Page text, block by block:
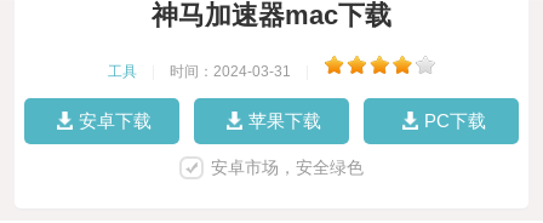
神马加速器mac下载
工具 时间：2024-03-31
安卓下载 苹果下载 PC下载
安卓市场，安全绿色